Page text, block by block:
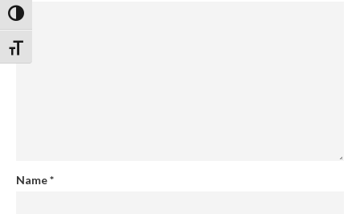
Umschalten auf hohe Kontraste
Schrift vergrößern
Name*